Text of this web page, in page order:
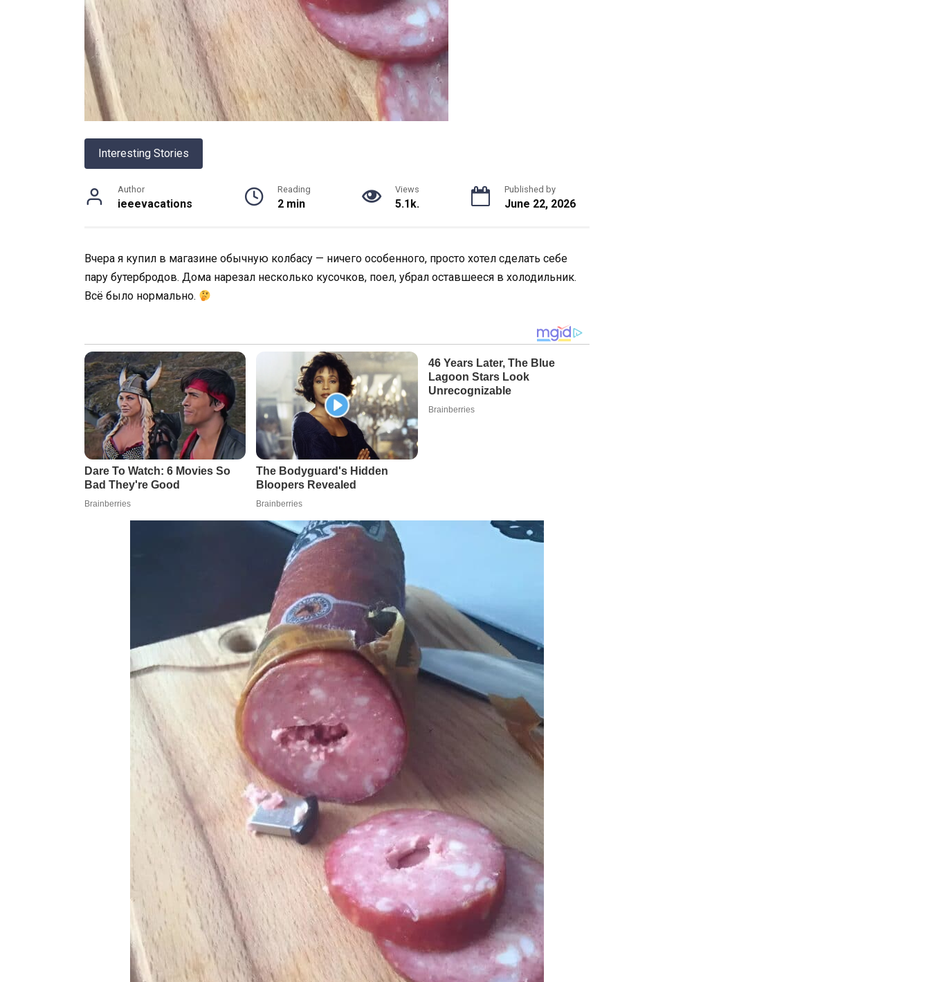
Interesting Stories
Author
ieeevacations
Reading
2 min
Views
5.1k.
Published by
June 22, 2026
Вчера я купил в магазине обычную колбасу — ничего особенного, просто хотел сделать себе
пару бутербродов. Дома нарезал несколько кусочков, поел, убрал оставшееся в холодильник.
Всё было нормально.